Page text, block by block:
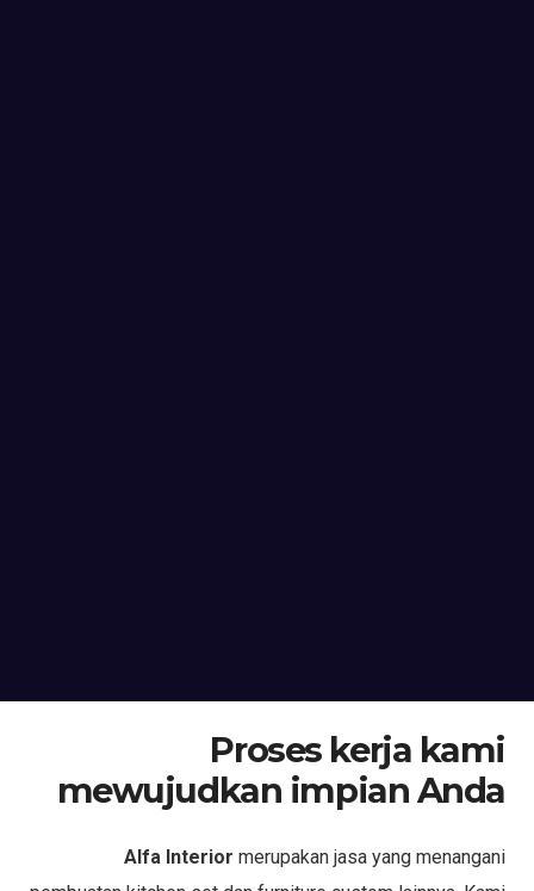
Proses kerja kami
mewujudkan impian Anda
Alfa Interior merupakan jasa yang menangani